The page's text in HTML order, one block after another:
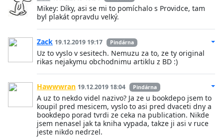
Mikey: Díky, asi se mi to pomíchalo s Providce, tam
byl plakát opravdu velký.
Zack 19.12.2019 19:17 Pindárna
Uz to vyslo v sesitech. Nemuzu za to, ze ty original
rikas nejakymu obchodnimu artiklu z BD :)
Hawwwran 19.12.2019 18:04 Pindárna
A uz to nekdo videl nazivo? Ja ze u bookdepo jsem to
koupil pred mesicem, vyslo to asi pred dvaceti dny a
bookdepo porad tvrdi ze ceka na publication. Nikde
jsem nenasel jak ta kniha vypada, takze ji asi v ruce
jeste nikdo nedrzel.